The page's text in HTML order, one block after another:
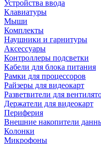
Устройства ввода
Клавиатуры
Мыши
Комплекты
Наушники и гарнитуры
Аксессуары
Контроллеры подсветки
Кабели для блока питания
Рамки для процессоров
Райзеры для видеокарт
Разветвители для
Держатели для видеокарт
Периферия
Внешние накопители
Колонки
Микрофоны